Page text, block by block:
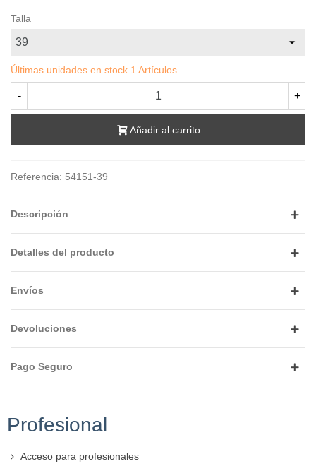
Talla
Últimas unidades en stock 1 Artículos
- +
Añadir al carrito
Referencia: 54151-39
Descripción
Detalles del producto
Envíos
Devoluciones
Pago Seguro
Profesional
Acceso para profesionales